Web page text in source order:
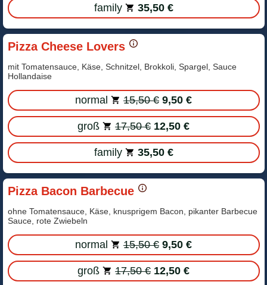
family 35,50 €
Pizza Cheese Lovers
mit Tomatensauce, Käse, Schnitzel, Brokkoli, Spargel, Sauce
Hollandaise
normal 15,50 € 9,50 €
groß 17,50 € 12,50 €
family 35,50 €
Pizza Bacon Barbecue
ohne Tomatensauce, Käse, knusprigem Bacon, pikanter Barbecue
Sauce, rote Zwiebeln
normal 15,50 € 9,50 €
groß 17,50 € 12,50 €